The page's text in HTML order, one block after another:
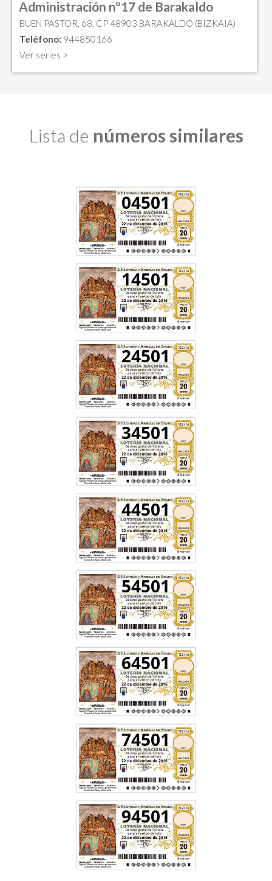
Administración nº17 de Barakaldo
BUEN PASTOR, 68, CP 48903 BARAKALDO (BIZKAIA)
Teléfono: 944850166
Ver series >
Lista de números similares
04501
14501
24501
34501
44501
54501
64501
74501
94501